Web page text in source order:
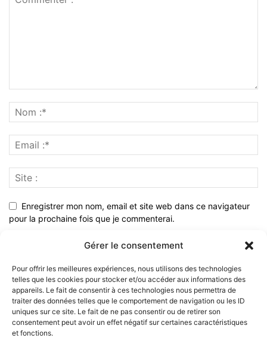
Gérer le consentement
Pour offrir les meilleures expériences, nous utilisons des technologies
telles que les cookies pour stocker et/ou accéder aux informations des
appareils. Le fait de consentir à ces technologies nous permettra de
traiter des données telles que le comportement de navigation ou les ID
uniques sur ce site. Le fait de ne pas consentir ou de retirer son
consentement peut avoir un effet négatif sur certaines caractéristiques
et fonctions.
Enregistrer mon nom, email et site web dans ce navigateur
pour la prochaine fois que je commenterai.